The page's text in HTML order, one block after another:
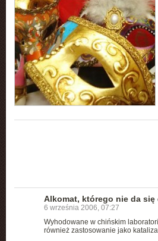
Alkomat, którego nie da się
6 września 2006, 07:27
Wyhodowane w chińskim
również zastosowanie jako